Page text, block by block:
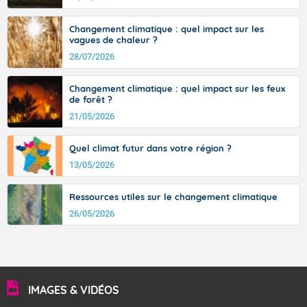
Changement climatique : quel impact sur les
vagues de chaleur ?
28/07/2026
Changement climatique : quel impact sur les feux
de forêt ?
21/05/2026
Quel climat futur dans votre région ?
13/05/2026
Ressources utiles sur le changement climatique
26/05/2026
IMAGES & VIDÉOS